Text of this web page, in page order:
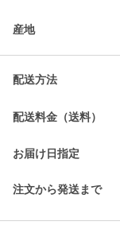
産地
配送方法
配送料金（送料）
お届け日指定
注文から発送まで